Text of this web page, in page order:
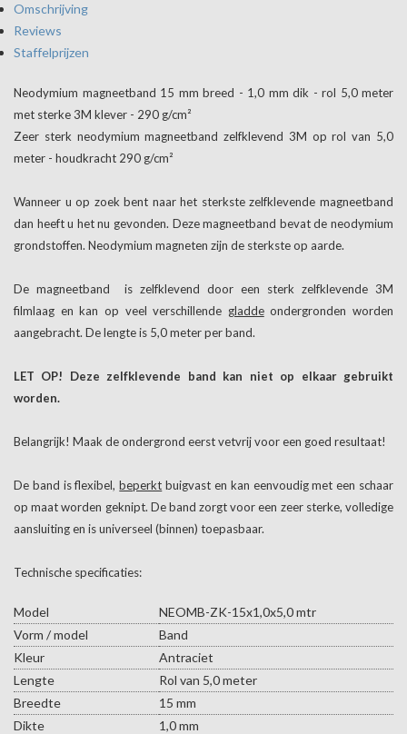
Omschrijving
Reviews
Staffelprijzen
Neodymium magneetband 15 mm breed - 1,0 mm dik - rol 5,0 meter
met sterke 3M klever - 290 g/cm²
Zeer sterk neodymium magneetband zelfklevend 3M op rol van 5,0
meter - houdkracht 290 g/cm²
Wanneer u op zoek bent naar het sterkste zelfklevende magneetband
dan heeft u het nu gevonden. Deze magneetband bevat de neodymium
grondstoffen. Neodymium magneten zijn de sterkste op aarde.
De magneetband is zelfklevend door een sterk zelfklevende 3M
filmlaag en kan op veel verschillende gladdeondergronden worden
aangebracht. De lengte is 5,0 meter per band.
LET OP! Deze zelfklevende band kan niet op elkaar gebruikt
worden.
Belangrijk! Maak de ondergrond eerst vetvrij voor een goed resultaat!
De band is flexibel,beperkt buigvast en kan eenvoudig met een schaar
op maat worden geknipt. De band zorgt voor een zeer sterke, volledige
aansluiting en is universeel (binnen) toepasbaar.
Technische specificaties:
Model
NEOMB-ZK-15x1,0x5,0 mtr
Vorm / model
Band
Kleur
Antraciet
Lengte
Rol van 5,0 meter
Breedte
15 mm
Dikte
1,0 mm